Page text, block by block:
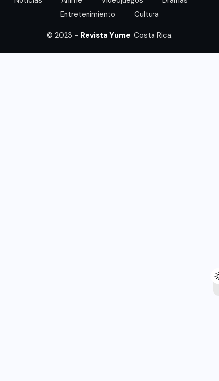
Entretenimiento
Cultura
© 2023 - Revista Yume. Costa Rica.